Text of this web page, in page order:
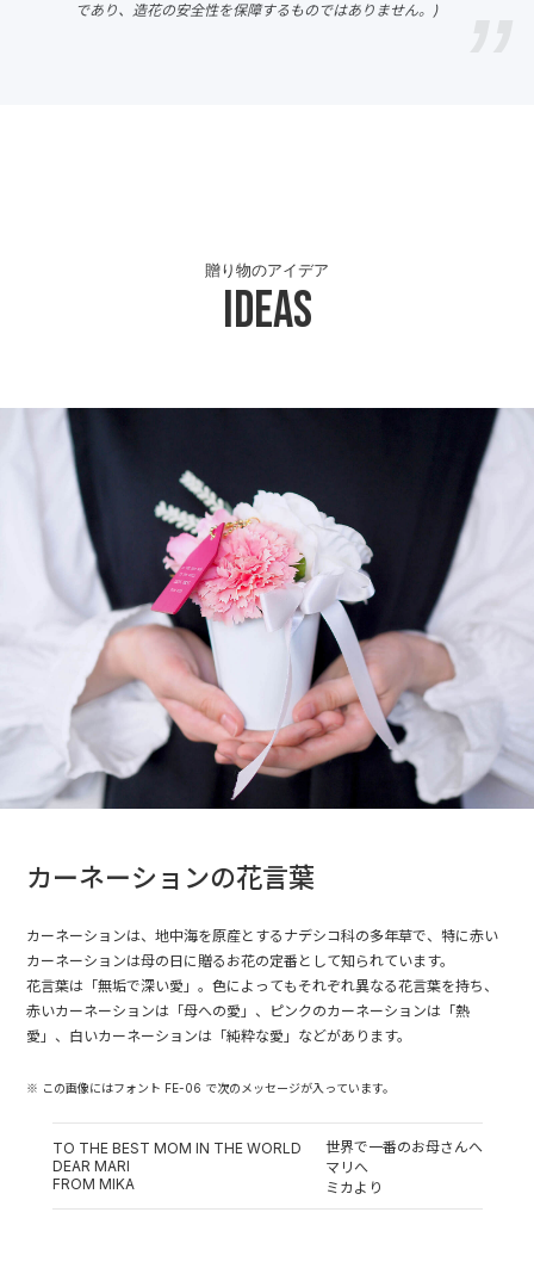
であり、造花の安全性を保障するものではありません。)
Ideas
贈り物のアイデア
カーネーションの花言葉
カーネーションは、地中海を原産とするナデシコ科の多年草で、特に赤い
カーネーションは母の日に贈るお花の定番として知られています。
花言葉は「無垢で深い愛」。色によってもそれぞれ異なる花言葉を持ち、
赤いカーネーションは「母への愛」、ピンクのカーネーションは「熱
愛」、白いカーネーションは「純粋な愛」などがあります。
※ この画像にはフォント FE-06 で次のメッセージが入っています。
TO THE BEST MOM IN THE WORLD
DEAR MARI
FROM MIKA
世界で一番のお母さんへ
マリへ
ミカより